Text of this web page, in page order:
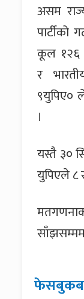
असम
पार्टीको
कूल १२६
र
९युपिए०
।
यस्तै ३०
युपिएले ८